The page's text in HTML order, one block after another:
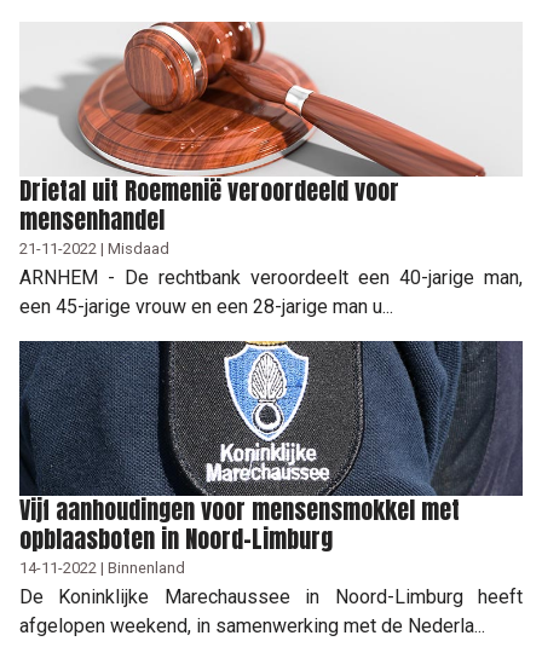
Drietal uit Roemenië veroordeeld voor
mensenhandel
21-11-2022 | Misdaad
ARNHEM - De rechtbank veroordeelt een 40-jarige man,
een 45-jarige vrouw en een 28-jarige man u...
Vijf aanhoudingen voor mensensmokkel met
opblaasboten in Noord-Limburg
14-11-2022 | Binnenland
De Koninklijke Marechaussee in Noord-Limburg heeft
afgelopen weekend, in samenwerking met de Nederla...